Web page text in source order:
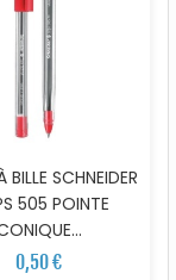
BILLE SCHNEIDER
505 POINTE
0,50 €